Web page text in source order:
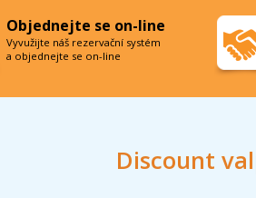
Discount
Objednejte se on-line
Vyvužijte náš rezervační systém
a objednejte se on-line